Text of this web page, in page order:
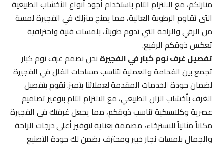
منازلكم، مع الالتزام التام باستخدام أجود أنواع الأخشاب الطبيعية
التي تقاوم الرطوبة العالية، مما يمنح منزلك في الفجيرة لمسة
من الرقي والراحة التي تدوم طويلاً، بلمسات فنية واحترافية
تعكس ذوقكم الرفيع.
تفصيل غرف نوم كبار في الفجيرةنحن نصمم غرف نوم كبار
تجمع بين الفخامة والعملية لتناسب مساحات الفلل في الفجيرة
لضمان جودة الخدمات المقدمة لعملائنا بتميز. نقوم بتفصيل
الغرف بأخشاب الزان الطبيعي، مع الالتزام التام بتوفير تصاميم
عصرية وكلاسيكية تناسب ذوقكم، مما يجعل غرفتك في الفجيرة
مكاناً مثالياً للاسترخاء، مصممة بعناية لتوفير أعلى درجات الراحة
والجمال بلمسات نجار خبير ومحترف يضمن لك جودة التصنيع